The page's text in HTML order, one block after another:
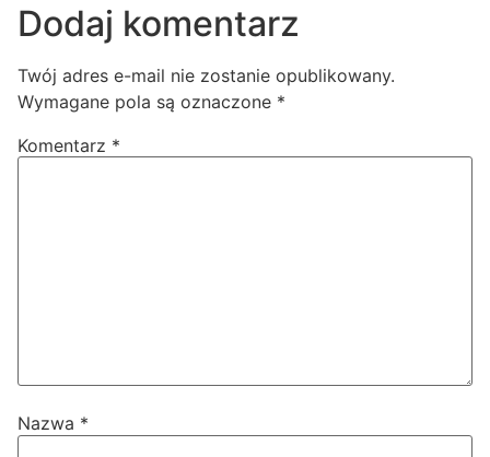
Dodaj komentarz
Twój adres e-mail nie zostanie opublikowany.
Wymagane pola są oznaczone *
Komentarz *
Nazwa *